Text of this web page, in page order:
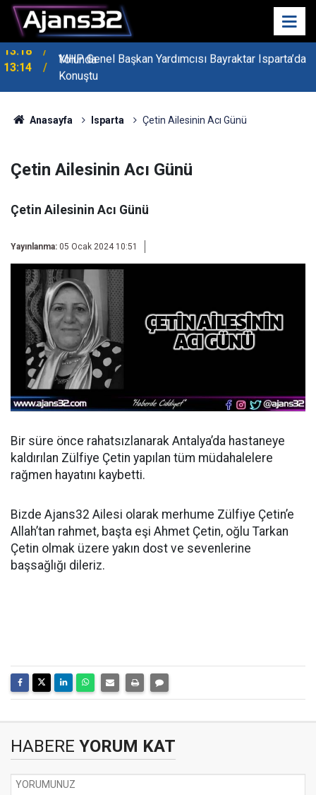
13:14
MHP Genel Başkan Yardımcısı Bayraktar Isparta’da
Konuştu
Anasayfa Isparta Çetin Ailesinin Acı Günü
Çetin Ailesinin Acı Günü
Çetin Ailesinin Acı Günü
Yayınlanma: 05 Ocak 2024 10:51
Bir süre önce rahatsızlanarak Antalya’da hastaneye
kaldırılan Zülfiye Çetin yapılan tüm müdahalelere
rağmen hayatını kaybetti.
Bizde Ajans32 Ailesi olarak merhume Zülfiye Çetin’e
Allah’tan rahmet, başta eşi Ahmet Çetin, oğlu Tarkan
Çetin olmak üzere yakın dost ve sevenlerine
başsağlığı dileriz.
HABERE YORUM KAT